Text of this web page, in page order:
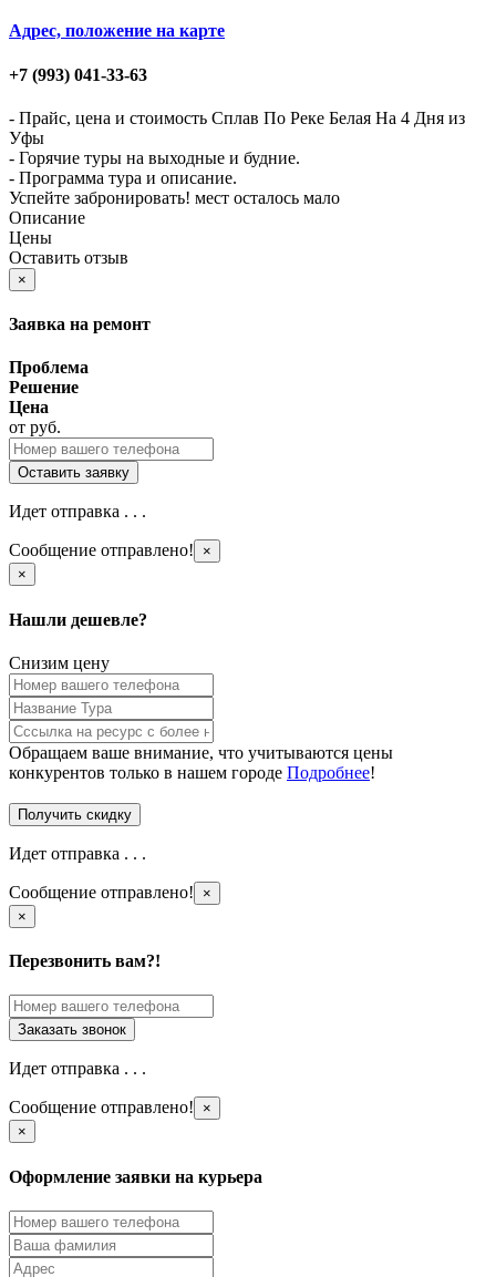
Адрес, положение на карте
+7 (993) 041-33-63
- Прайс, цена и стоимость Сплав По Реке Белая На 4 Дня из
Уфы
- Горячие туры на выходные и будние.
- Программа тура и описание.
Успейте забронировать! мест осталось мало
Описание
Цены
Оставить отзыв
×
Заявка на ремонт
Проблема
Решение
Цена
от руб.
Идет отправка . . .
Сообщение отправлено!
×
×
Нашли дешевле?
Снизим цену
Обращаем ваше внимание, что учитываются цены
конкурентов только в нашем городе Подробнее!
Идет отправка . . .
Сообщение отправлено!
×
×
Перезвонить вам?!
Идет отправка . . .
Сообщение отправлено!
×
×
Оформление заявки на курьера